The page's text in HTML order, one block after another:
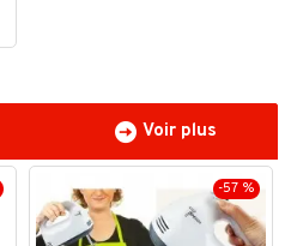
Voir plus
-57 %